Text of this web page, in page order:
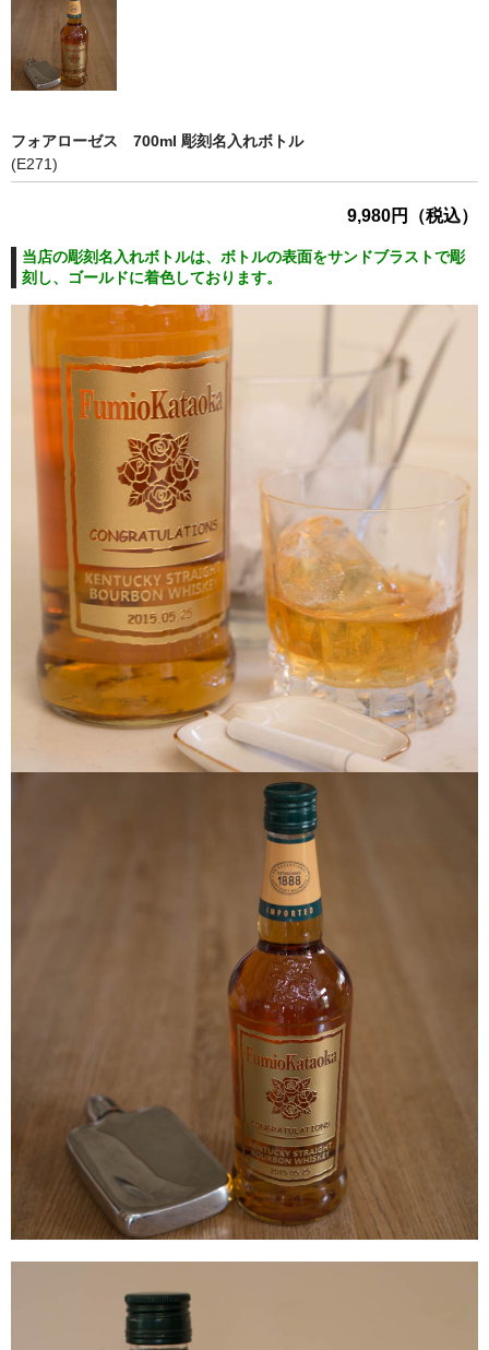
フォアローゼス 700ml 彫刻名入れボトル
(E271)
9,980円（税込）
当店の彫刻名入れボトルは、ボトルの表面をサンドブラストで彫
刻し、ゴールドに着色しております。